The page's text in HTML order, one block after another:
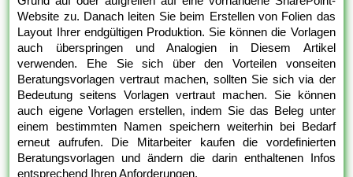
Website zu. Danach leiten Sie beim Erstellen von Folien das
Layout Ihrer endgültigen Produktion. Sie können die Vorlagen
auch überspringen und Analogien in Diesem Artikel
verwenden. Ehe Sie sich über den Vorteilen vonseiten
Beratungsvorlagen vertraut machen, sollten Sie sich via der
Bedeutung seitens Vorlagen vertraut machen. Sie können
auch eigene Vorlagen erstellen, indem Sie das Beleg unter
einem bestimmten Namen speichern weiterhin bei Bedarf
erneut aufrufen. Die Mitarbeiter kaufen die vordefinierten
Beratungsvorlagen und ändern die darin enthaltenen Infos
entsprechend Ihren Anforderungen.